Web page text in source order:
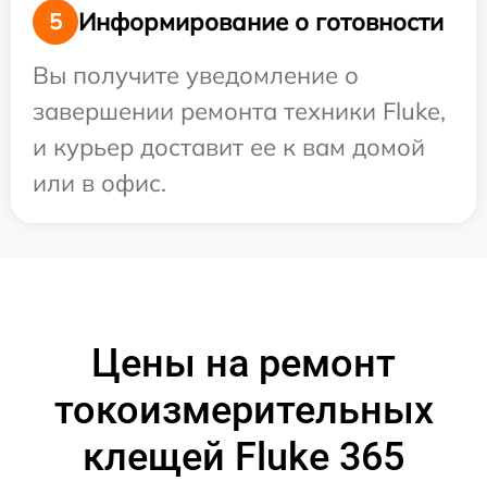
5
Информирование о готовности
Вы получите уведомление о
завершении ремонта техники Fluke,
и курьер доставит ее к вам домой
или в офис.
Цены на ремонт
токоизмерительных
клещей Fluke 365